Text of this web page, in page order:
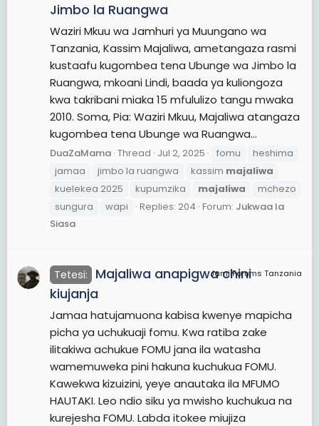
Jimbo la Ruangwa
Waziri Mkuu wa Jamhuri ya Muungano wa
Tanzania, Kassim Majaliwa, ametangaza rasmi
kustaafu kugombea tena Ubunge wa Jimbo la
Ruangwa, mkoani Lindi, baada ya kuliongoza
kwa takribani miaka 15 mfululizo tangu mwaka
2010. Soma, Pia: Waziri Mkuu, Majaliwa atangaza
kugombea tena Ubunge wa Ruangwa...
DuaZaMama Thread Jul 2, 2025 fomu
heshima
jamaa
jimbo la ruangwa kassim majaliwa
kuelekea 2025
kupumzika majaliwa
mchezo
sungura
wapi Replies: 204 Forum: Jukwaa la
Siasa
JamiiForums Tanzania
Tetesi:
Majaliwa anapigwa chini
kiujanja
Jamaa hatujamuona kabisa kwenye mapicha
picha ya uchukuaji fomu. Kwa ratiba zake
ilitakiwa achukue FOMU jana ila watasha
wamemuweka pini hakuna kuchukua FOMU.
Kawekwa kizuizini, yeye anautaka ila MFUMO
HAUTAKI. Leo ndio siku ya mwisho kuchukua na
kurejesha FOMU. Labda itokee miujiza